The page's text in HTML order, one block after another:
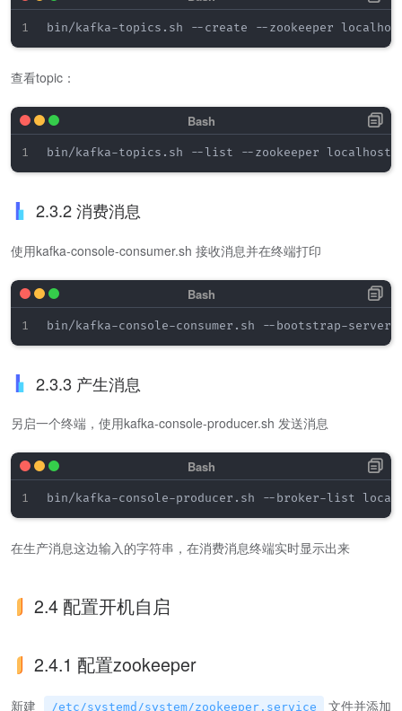
bin/kafka-topics.sh --create --zookeeper
查看topic：
2.3.2 消费消息
使用kafka-console-consumer.sh 接收消息并在终端打印
bin/kafka-console-consumer.sh --bootstrap-
2.3.3 产生消息
另启一个终端，使用kafka-console-producer.sh 发送消息
bin/kafka-console-producer.sh --broker-list
在生产消息这边输入的字符串，在消费消息终端实时显示出来
2.4 配置开机自启
2.4.1 配置zookeeper
新建 /etc/systemd/system/zookeeper.service 文件并添加